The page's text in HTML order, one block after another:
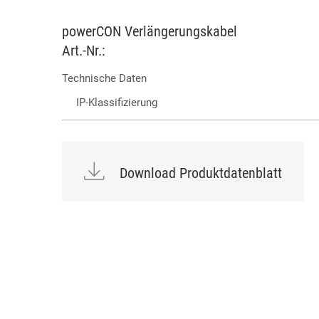
powerCON Verlängerungskabel
Art.-Nr.:
Technische Daten
IP-Klassifizierung
Download Produktdatenblatt